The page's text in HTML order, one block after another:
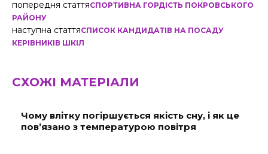
попередня статтяСПОРТИВНА ГОРДІСТЬ ПОКРОВСЬКОГО
РАЙОНУ
наступна статтяСПИСОК КАНДИДАТІВ НА ПОСАДУ
КЕРІВНИКІВ ШКІЛ
СХОЖІ МАТЕРІАЛИ
Чому влітку погіршується якість сну, і як це
пов’язано з температурою повітря